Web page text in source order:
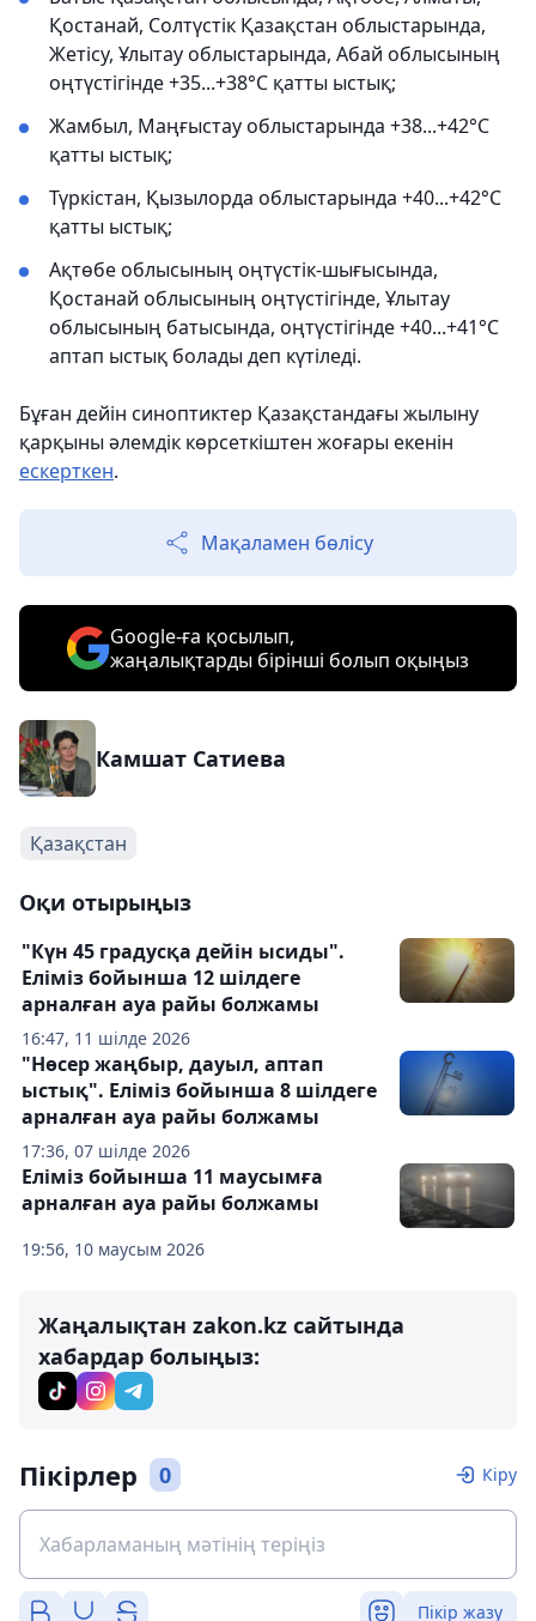
Қостанай, Солтүстік Қазақстан облыстарында,
Жетісу, Ұлытау облыстарында, Абай облысының
оңтүстігінде +35...+38°С қатты ыстық;
Жамбыл, Маңғыстау облыстарында +38...+42°С
қатты ыстық;
Түркістан, Қызылорда облыстарында +40...+42°С
қатты ыстық;
Ақтөбе облысының оңтүстік-шығысында,
Қостанай облысының оңтүстігінде, Ұлытау
облысының батысында, оңтүстігінде +40...+41°С
аптап ыстық болады деп күтіледі.
Бұған дейін синоптиктер Қазақстандағы жылыну
қарқыны әлемдік көрсеткіштен жоғары екенін
ескерткен.
Мақаламен бөлісу
Google-ға қосылып,
жаңалықтарды бірінші болып оқыңыз
Камшат Сатиева
Қазақстан
Оқи отырыңыз
16:47, 11 шілде 2026
"Күн 45 градусқа дейін ысиды".
Еліміз бойынша 12 шілдеге
арналған ауа райы болжамы
17:36, 07 шілде 2026
"Нөсер жаңбыр, дауыл, аптап
ыстық". Еліміз бойынша 8 шілдеге
арналған ауа райы болжамы
19:56, 10 маусым 2026
Еліміз бойынша 11 маусымға
арналған ауа райы болжамы
Жаңалықтан zakon.kz сайтында
хабардар болыңыз:
Пікірлер 0 Кіру
Пікір жазу